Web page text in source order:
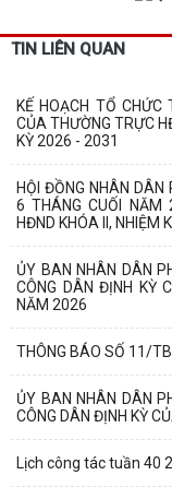
TIN LIÊN QUAN
KẾ HOẠCH TỔ
CỦA THƯỜNG TRỰC
KỲ 2026 - 2031
HỘI ĐỒNG NHÂN DÂN
6 THÁNG CUỐI NĂM
HĐND KHÓA II, NHIỆM
ỦY BAN NHÂN DÂN
CÔNG DÂN ĐỊNH KỲ
NĂM 2026
THÔNG BÁO SỐ 11/
ỦY BAN NHÂN DÂN
CÔNG DÂN ĐỊNH KỲ
Lịch công tác tuần